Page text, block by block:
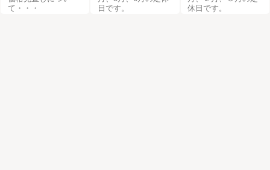
て・・・
日です。
休日です。